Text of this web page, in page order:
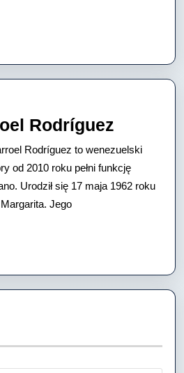
Rodríguez
Rodríguez to wenezuelski
od 2010 roku pełni funkcję
Urodził się 17 maja 1962 roku
Jego